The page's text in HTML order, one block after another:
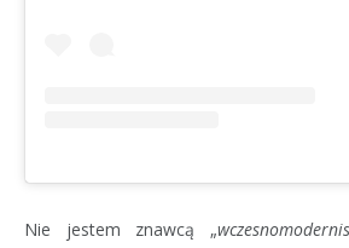
Nie jestem znawcą „